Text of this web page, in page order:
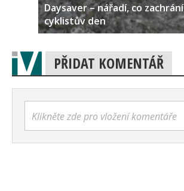
Daysaver – nářadí, co zachrání
cyklistův den
PŘIDAT KOMENTÁŘ
Klikněte zde pro vložení komentáře